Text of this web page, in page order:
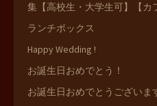
集【高校生・大学生可】【カ
ランチボックス
Happy Wedding !
お誕生日おめでとう！
お誕生日おめでとうございま